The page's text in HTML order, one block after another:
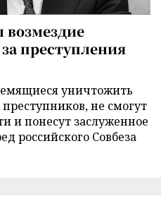
возмездие
преступления
уничтожить
не смогут
и понесут заслуженное
российского Совбеза